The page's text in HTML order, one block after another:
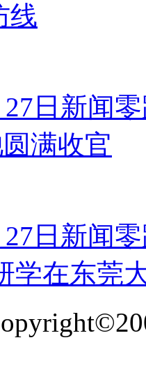
线
27日新闻
满收官
27日新闻
学在东莞